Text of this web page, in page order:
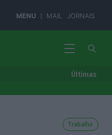
MENU MAIL JORNAIS
Últimas
Trabalho